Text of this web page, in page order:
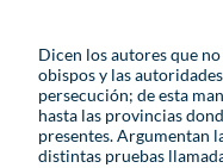
Dicen los autores que
obispos y las
persecución; de esta
hasta las provincias
presentes. Argumentan
distintas pruebas